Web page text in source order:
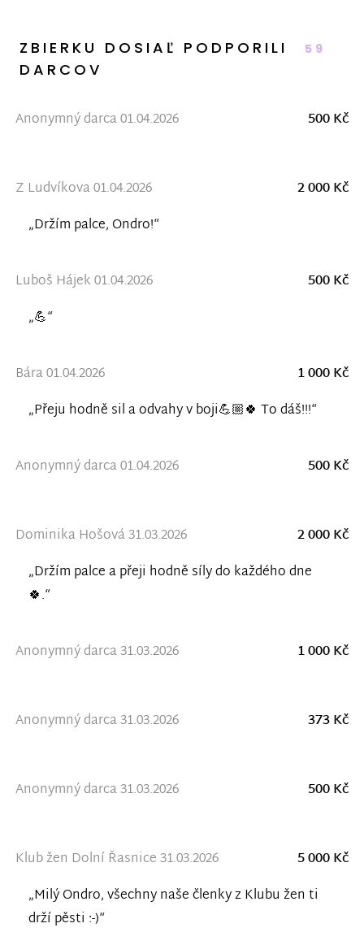
ZBIERKU DOSIAĽ PODPORILI 59
DARCOV
Anonymný darca 01.04.2026 500 Kč
Z Ludvíkova 01.04.2026
2 000 Kč
„Držím palce, Ondro!“
Luboš Hájek 01.04.2026
500 Kč
„💪“
Bára 01.04.2026
1 000 Kč
„Přeju hodně sil a odvahy v boji💪🏼🍀 To dáš!!!“
Anonymný darca 01.04.2026 500 Kč
Dominika Hošová 31.03.2026
2 000 Kč
„Držím palce a přeji hodně síly do každého dne
🍀.“
Anonymný darca 31.03.2026 1 000 Kč
Anonymný darca 31.03.2026 373 Kč
Anonymný darca 31.03.2026 500 Kč
Klub žen Dolní Řasnice 31.03.2026
5 000 Kč
„Milý Ondro, všechny naše členky z Klubu žen ti
drží pěsti :-)“